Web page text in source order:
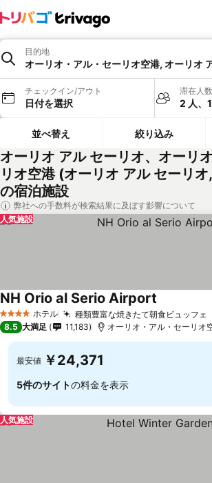
目的地
オーリオ・アル・セーリオ空港, オーリオ
チェックイン/アウト
日付を選択
滞在人
2 人、
並べ替え 絞り込み
オーリオ アル セーリオ、オーリ
リオ空港 (オーリオ アル セーリ
の宿泊施設
弊社への手数料が検索結果に及ぼす影響について
人気施設
4 ホテルのランク
ホテル 種類豊富な焼きたて朝食ビュッフェ
NH Orio al Serio Airport
8.5 大満足 11,183 オーリオ・アル・セーリオ
最安値 ￥24,371
5件のサイトの料金を表示
人気施設